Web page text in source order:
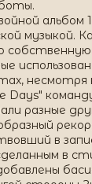
альбом
музыкой.
Days"
разные
в
в